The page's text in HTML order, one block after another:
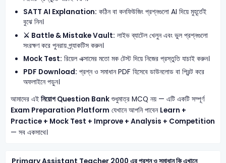
SATT AI Explanation: কঠিন বা কনফিউজিং প্রশ্নগুলো AI দিয়ে মুহূর্তেই
বুঝে নিন।
⚔️ Battle & Mistake Vault: লাইভ ব্যাটেল খেলুন এবং ভুল প্রশ্নগুলো
সংরক্ষণ করে পুনরায় প্র্যাকটিস করুন।
Mock Test: রিয়েল এক্সামের মতো মক টেস্ট দিয়ে নিজের প্রস্তুতি যাচাই করুন।
PDF Download: প্রশ্ন ও সমাধান PDF হিসেবে ডাউনলোড বা প্রিন্ট করে
অফলাইনে পড়ুন।
আমাদের এই নিয়োগ Question Bankশুধুমাত্র MCQ নয় — এটি একটি সম্পূর্ণ
Exam Preparation Platform যেখানে আপনি পাবেন Learn +
Practice + Mock Test + Improve + Analysis + Competition
— সব একসাথে।